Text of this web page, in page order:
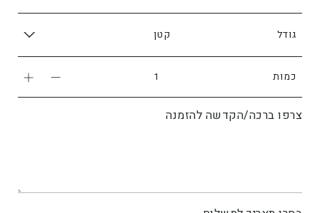
גודל
כמות
צרפו ברכה/הקדשה להזמנה